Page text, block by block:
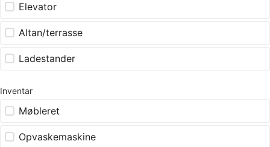
Elevator
Altan/terrasse
Ladestander
Inventar
Møbleret
Opvaskemaskine